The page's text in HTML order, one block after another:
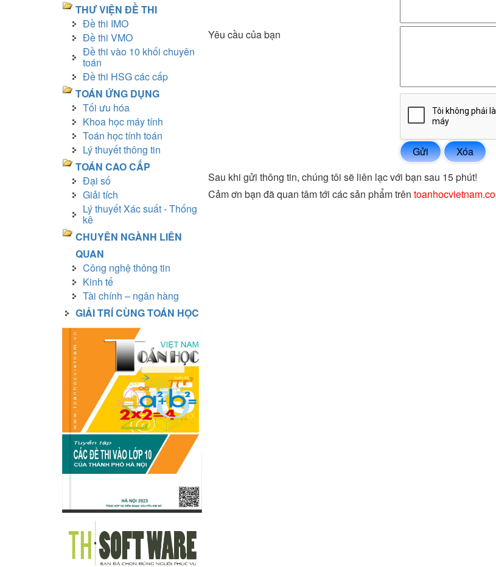
THƯ VIỆN ĐỀ THI
Đề thi IMO
Đề thi VMO
Đề thi vào 10 khối chuyên
toán
Đề thi HSG các cấp
TOÁN ỨNG DỤNG
Tối ưu hóa
Khoa học máy tính
Toán học tính toán
Lý thuyết thông tin
TOÁN CAO CẤP
Đại số
Giải tích
Lý thuyết Xác suất - Thống
kê
CHUYÊN NGÀNH LIÊN
QUAN
Công nghệ thông tin
Kinh tế
Tài chính – ngân hàng
GIẢI TRÍ CÙNG TOÁN HỌC
Yêu cầu của bạn
Sau khi gửi thông tin, chúng tôi sẽ liên lạc với bạn sau 15 phút!
Cảm ơn bạn đã quan tâm tới các sản phẩm trên